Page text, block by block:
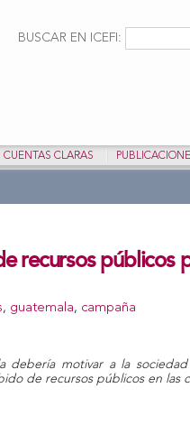
Formulario de
BUSCAR EN ICEFI:
CUENTAS CLARAS
recursos públicos
, guatemala, campaña
debería motivar a la
de recursos públicos en las